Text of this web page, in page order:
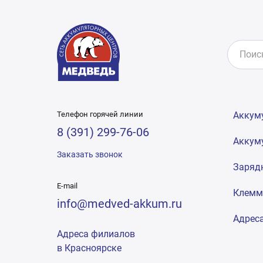
Телефон горячей линии
8 (391) 299-76-06
Заказать звонок
E-mail
info@medved-akkum.ru
Адреса филиалов
в Красноярске